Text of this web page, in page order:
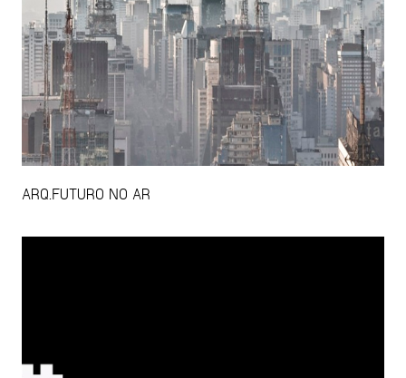
ARQ.FUTURO NO AR